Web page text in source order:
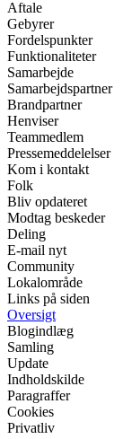
Aftale
Gebyrer
Fordelspunkter
Funktionaliteter
Samarbejde
Samarbejdspartner
Brandpartner
Henviser
Teammedlem
Pressemeddelelser
Kom i kontakt
Folk
Bliv opdateret
Modtag beskeder
Deling
E-mail nyt
Community
Lokalområde
Links på siden
Oversigt
Blogindlæg
Samling
Update
Indholdskilde
Paragraffer
Cookies
Privatliv